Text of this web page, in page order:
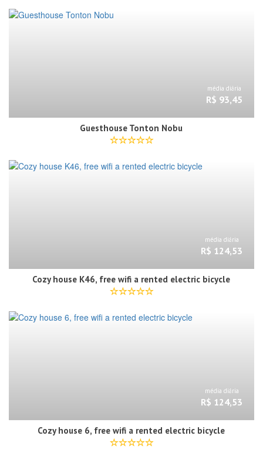
média diária
R$ 93,45
Guesthouse Tonton Nobu
média diária
R$ 124,53
Cozy house K46, free wifi a rented electric bicycle
média diária
R$ 124,53
Cozy house 6, free wifi a rented electric bicycle